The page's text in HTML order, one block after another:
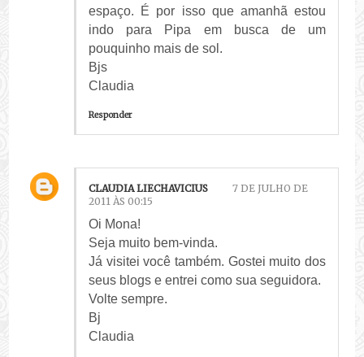
espaço. É por isso que amanhã estou
indo para Pipa em busca de um
pouquinho mais de sol.
Bjs
Claudia
Responder
CLAUDIA LIECHAVICIUS
7 DE JULHO DE
2011 ÀS 00:15
Oi Mona!
Seja muito bem-vinda.
Já visitei você também. Gostei muito dos
seus blogs e entrei como sua seguidora.
Volte sempre.
Bj
Claudia